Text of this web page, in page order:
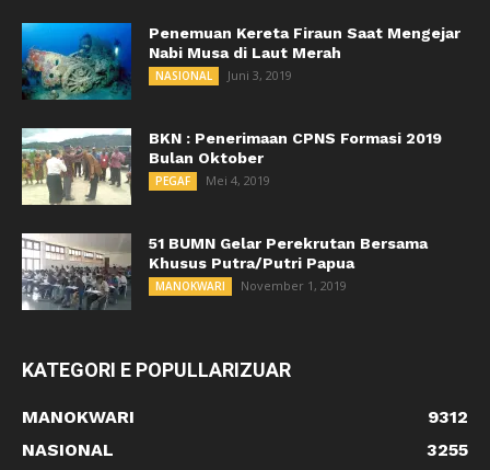
Penemuan Kereta Firaun Saat Mengejar
Nabi Musa di Laut Merah
NASIONAL Juni 3, 2019
BKN : Penerimaan CPNS Formasi 2019
Bulan Oktober
PEGAF Mei 4, 2019
51 BUMN Gelar Perekrutan Bersama
Khusus Putra/Putri Papua
MANOKWARI November 1, 2019
KATEGORI E POPULLARIZUAR
MANOKWARI
9312
NASIONAL
3255